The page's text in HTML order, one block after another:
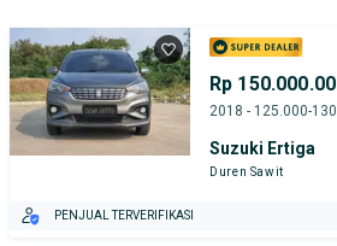
Rp
2018 - 125.000-
Suzuki Ertiga
Duren Sawit
PENJUAL TERVERIFIKASI